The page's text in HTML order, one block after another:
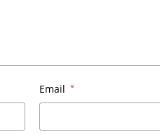
Email *